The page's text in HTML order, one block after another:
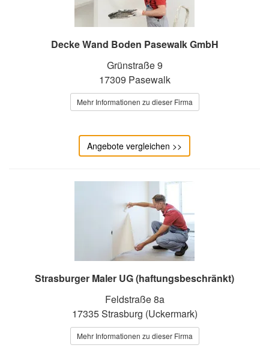
Decke Wand Boden Pasewalk GmbH
Grünstraße 9
17309 Pasewalk
Mehr Informationen zu dieser Firma
Angebote vergleichen >>
Strasburger Maler UG (haftungsbeschränkt)
Feldstraße 8a
17335 Strasburg (Uckermark)
Mehr Informationen zu dieser Firma